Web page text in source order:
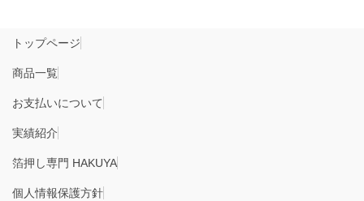
トップページ
商品一覧
お支払いについて
実績紹介
箔押し専門 HAKUYA
個人情報保護方針